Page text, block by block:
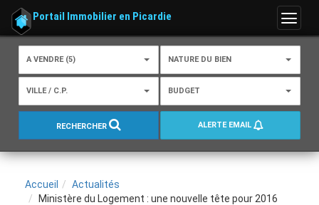
Menu
Portail Immobilier en Picardie
A VENDRE (5) NATURE DU BIEN
VILLE / C.P. BUDGET
RECHERCHER ALERTE EMAIL
Accueil
Actualités
Ministère du Logement : une nouvelle tête pour 2016